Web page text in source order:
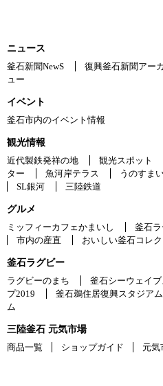
ニュース
釜石新聞NewS
復興釜石新聞アー
ュー
イベント
釜石市内のイベント情報
観光情報
近代製鉄発祥の地
観光スポット
ター
魚河岸テラス うのすま
SL銀河
三陸鉄道
グルメ
ミッフィーカフェかまいし
釜石
市内の産直
おいしい釜石コレ
釜石ラグビー
ラグビーのまち
釜石シーウェイブ
プ2019
釜石鵜住居復興スタジアム
ム
三陸釜石 元気市場
商品一覧
ショップガイド 元気